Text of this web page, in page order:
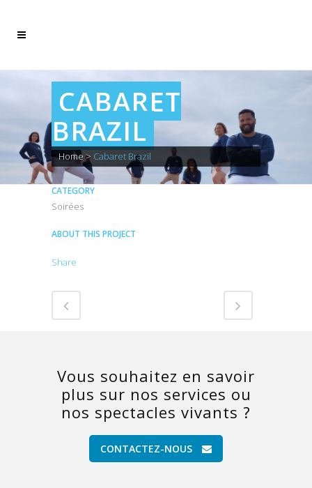
CABARET
BRAZIL
Home > Cabaret Brazil
CATEGORY
Soirées
ABOUT THIS PROJECT
Share
Vous souhaitez en savoir
plus sur nos services ou
nos spectacles vivants ?
CONTACTEZ-NOUS